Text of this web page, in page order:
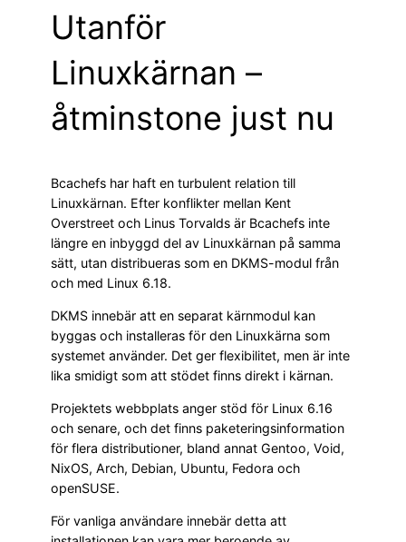
Utanför
Linuxkärnan –
åtminstone just nu
Bcachefs har haft en turbulent relation till
Linuxkärnan. Efter konflikter mellan Kent
Overstreet och Linus Torvalds är Bcachefs inte
längre en inbyggd del av Linuxkärnan på samma
sätt, utan distribueras som en DKMS-modul från
och med Linux 6.18.
DKMS innebär att en separat kärnmodul kan
byggas och installeras för den Linuxkärna som
systemet använder. Det ger flexibilitet, men är inte
lika smidigt som att stödet finns direkt i kärnan.
Projektets webbplats anger stöd för Linux 6.16
och senare, och det finns paketeringsinformation
för flera distributioner, bland annat Gentoo, Void,
NixOS, Arch, Debian, Ubuntu, Fedora och
openSUSE.
För vanliga användare innebär detta att